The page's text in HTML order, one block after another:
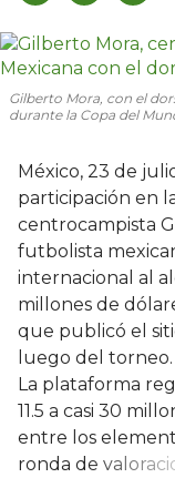
Gilberto Mora, con el
durante la Copa del
México, 23 de
participación en
centrocampista
futbolista
internacional al
millones de
que publicó el
luego del torneo.
La plataforma
11.5 a casi 30
entre los
ronda de